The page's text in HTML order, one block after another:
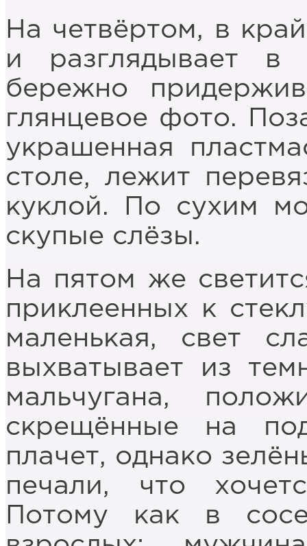
На четвёртом, в
и разглядывает в
бережно
глянцевое фото.
украшенная
столе, лежит
куклой. По сухим
скупые слёзы.
На пятом же
приклеенных к
маленькая, свет
выхватывает из
мальчугана,
скрещённые на
плачет, однако
печали, что
Потому как в